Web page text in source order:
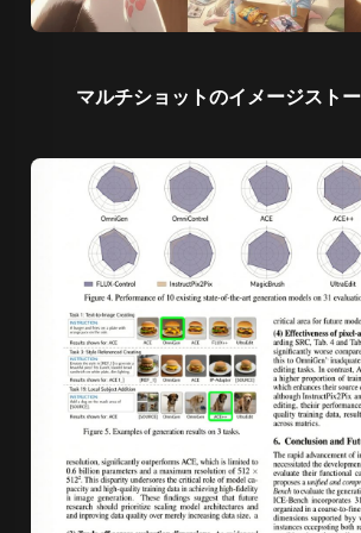
マルチショットのイメージスト